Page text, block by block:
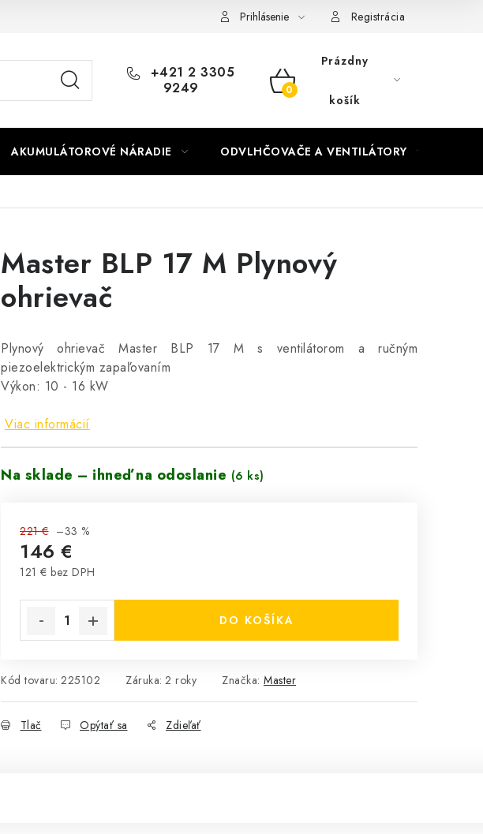
Prihlásenie Registrácia
+421 2 3305
9249
NÁKUPNÝ
Prázdny
košík
AKUMULÁTOROVÉ NÁRADIE ODVLHČOVAČE A VENTILÁTORY
Master BLP 17 M Plynový
ohrievač
Plynový ohrievač Master BLP 17 M s ventilátorom a ručným
piezoelektrickým zapaľovaním
Výkon: 10 - 16 kW
Viac informácií
Na sklade – ihneď na odoslanie (6 ks)
221 € –33 %
146 €
121 € bez DPH
DO KOŠÍKA
Kód tovaru: 225102 Záruka: 2 roky Značka: Master
Tlač Opýtať sa Zdieľať